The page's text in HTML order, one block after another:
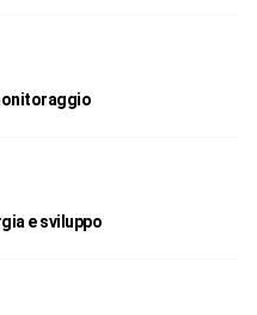
e sviluppo